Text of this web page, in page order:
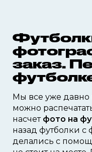
заказ.
Мы все уже давно
можно
насчет фото на
назад футболки с
делались с